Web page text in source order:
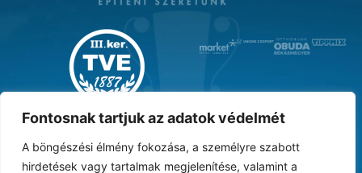
Fontosnak tartjuk az adatok védelmét
A böngészési élmény fokozása, a személyre szabott
hirdetések vagy tartalmak megjelenítése, valamint a
MAGYAR KUPA GYŐZTES ‘31